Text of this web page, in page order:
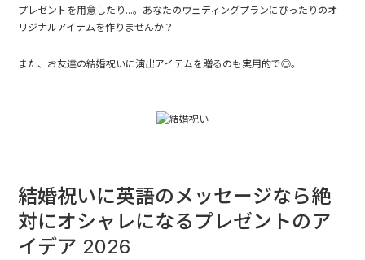
プレゼントを用意したり...。あなたのウェディングプランにぴったりのオ
リジナルアイテムを作りませんか？
また、お友達の結婚祝いに演出アイテムを贈るのも実用的で◎。
結婚祝いに英語のメッセージなら絶
対にオシャレになるプレゼントのア
イデア 2026